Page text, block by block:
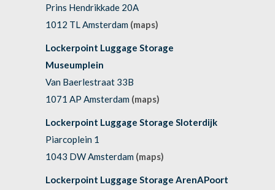
Prins Hendrikkade 20A
1012 TL Amsterdam (maps)
Lockerpoint Luggage Storage
Museumplein
Van Baerlestraat 33B
1071 AP Amsterdam (maps)
Lockerpoint Luggage Storage Sloterdijk
Piarcoplein 1
1043 DW Amsterdam (maps)
Lockerpoint Luggage Storage ArenAPoort